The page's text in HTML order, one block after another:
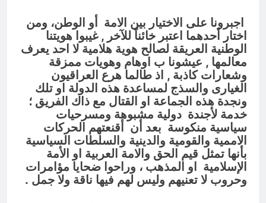
اجبرونا على الاختيار بين الامة أو الوطن، ومن
اختار أحدهما اعتبر خائناً للآخر , غيبوا هويتنا
الوطنية العريقة لصالح هوية هلامية لا احد يعرف
معالمها , عيشونا ب اوهام وهويات ممزقة
وشعارات كاذبة , اذ طالما هرع العراقيون
الغيارى والسذج لمساعدة هذه الدولة او تلك
ونجدة هذه الجماعة او القتال مع ذاك الفريق ؛
خدمة لأجندة دولية مشبوهة ومسرحيات
سياسية منكوسة بعد أن أقنعتهم الحركات
الاممية والقومية والدينية والسلطات السياسية
بأنها تمثل قيم الحق والامة العربية او الأمة
الإسلامية او المذهب ، وراحوا ضحايا مؤامرات
وحروب لا تعنيهم وليس لهم فيها ناقة ولا جمل .